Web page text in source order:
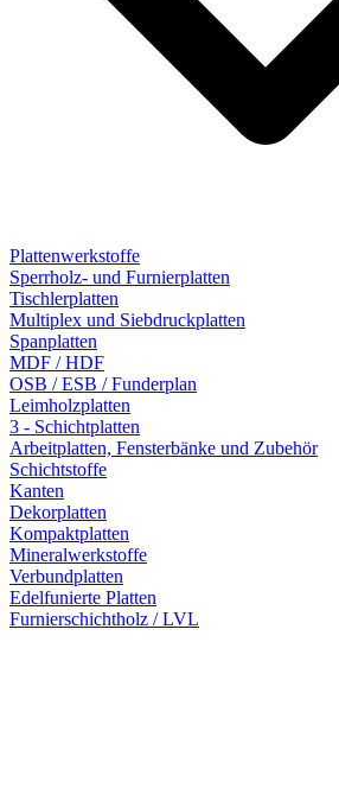
Plattenwerkstoffe
Sperrholz- und Furnierplatten
Tischlerplatten
Multiplex und Siebdruckplatten
Spanplatten
MDF / HDF
OSB / ESB / Funderplan
Leimholzplatten
3 - Schichtplatten
Arbeitplatten, Fensterbänke und Zubehör
Schichtstoffe
Kanten
Dekorplatten
Kompaktplatten
Mineralwerkstoffe
Verbundplatten
Edelfunierte Platten
Furnierschichtholz / LVL